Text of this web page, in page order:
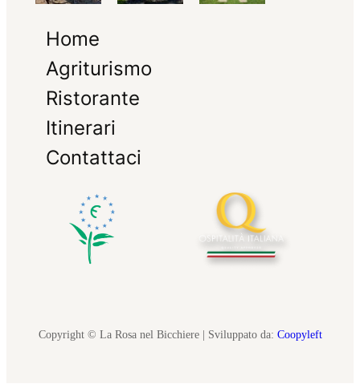
Home
Agriturismo
Ristorante
Itinerari
Contattaci
Copyright © La Rosa nel Bicchiere | Sviluppato da: Coopyleft